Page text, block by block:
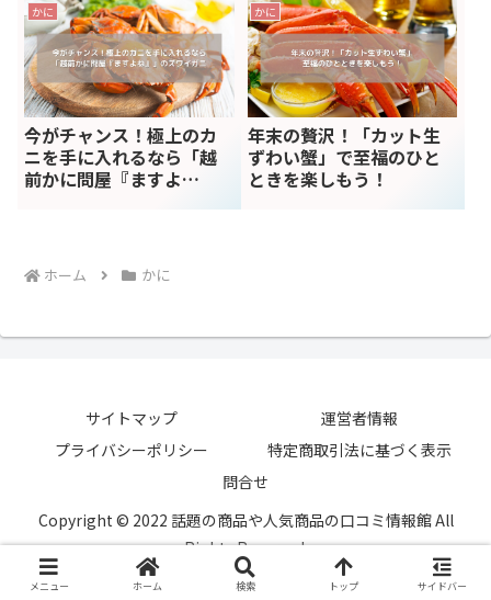
かに
今がチャンス！極上のカ
ニを手に入れるなら「越
前かに問屋『ますよ
かに
年末の贅沢！「カット生
ずわい蟹」で至福のひと
ときを楽しもう！
ホーム かに
サイトマップ
運営者情報
プライバシーポリシー
特定商取引法に基づく表示
問合せ
Copyright © 2022 話題の商品や人気商品の口コミ情報館 All
Rights Reserved.
メニュー ホーム 検索 トップ サイドバー